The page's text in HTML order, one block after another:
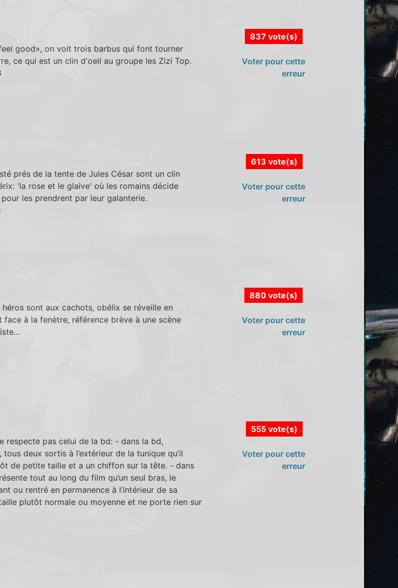
good», on voit trois barbus qui font tourner
ce qui est un clin d'oeil au groupe les Zizi Top.
837 vote(s)
Voter pour cette
erreur
prés de la tente de Jules César sont un clin
'la rose et le glaive' où les romains décide
les prendrent par leur galanterie.
613 vote(s)
Voter pour cette
erreur
sont aux cachots, obélix se réveille en
à la fenètre, référence brève à une scène
880 vote(s)
Voter pour cette
erreur
respecte pas celui de la bd: - dans la bd,
deux sortis à l’extérieur de la tunique qu’il
de petite taille et a un chiffon sur la tête. - dans
tout au long du film qu’un seul bras, le
ou rentré en permanence à l’intérieur de sa
plutôt normale ou moyenne et ne porte rien sur
555 vote(s)
Voter pour cette
erreur